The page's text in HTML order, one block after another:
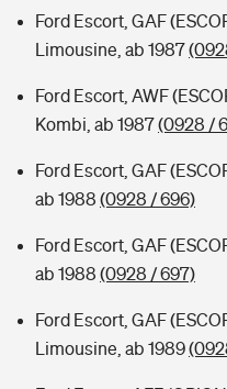
Ford Escort, GAF
Limousine, ab 1987
Ford Escort, AWF
Kombi, ab 1987(0928 /
Ford Escort, GAF
ab 1988 (0928 / 696)
Ford Escort, GAF
ab 1988 (0928 / 697)
Ford Escort, GAF
Limousine, ab 1989